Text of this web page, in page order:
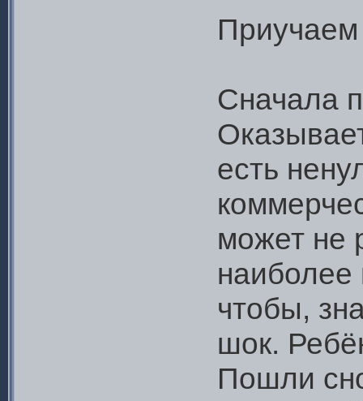
Приучаем
Сначала
есть
может не
чтобы,
шок.
Пошли